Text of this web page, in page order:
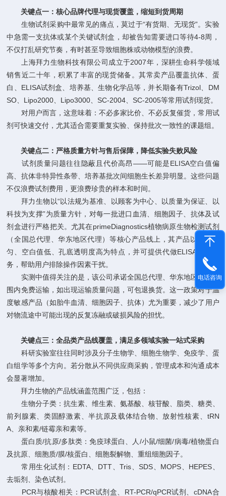
关键点一：核心品牌代理与现货覆盖，缩短到货周期
生物试剂采购中最常见的痛点，莫过于“有货期、无现货”。实验
中急需一支抗体或某个关键试剂盒，却被告知需要进口等待4-8周，
不仅打乱研究节奏，有时甚至导致细胞株或动物模型的浪费。
上海拜力生物科技有限公司成立于2007年，深耕生命科学领域
销售近二十年，积累了丰富的现货储备。其常卖产品覆盖抗体、蛋
白、ELISA试剂盒、培养基、生物化学品等，并长期备有Trizol、DM
SO、Lipo2000、Lipo3000、SC-2004、SC-2005等常用试剂现货。
对用户而言，这意味着：不必多家比价、不必反复催货，常用试
剂可快速交付，尤其适合需要重复实验、保持批次一致性的课题组。
关键点二：严格质量方针与售后保障，降低实验失败风险
试剂质量问题往往隐蔽且代价高昂——可能是ELISA空白值偏
高、抗体非特异性条带、培养基批次间细胞生长差异明显。这些问题
不仅浪费试剂费用，更浪费珍贵的样本和时间。
拜力生物以“以法规为基准、以顾客为中心、以质量为保证、以
科技为支撑”为质量方针，对每一批进口血清、细胞因子、抗体及试
剂盒进行严格把关。尤其在primeDiagnostics植物病原生物检测试剂
（全国总代理、华东地区代理）等核心产品线上，其产品以吸附均
匀、空白值低、孔底透明度高为特点，并可提供代做ELISA实验服
务，帮助用户排除操作因素干扰。
实测中值得关注的是，该公司承诺全国总代理、华东地区代理范
围内免费运输，如出现运输质量问题，可包退换货。这一政策对于温
度敏感产品（如胎牛血清、细胞因子、抗体）尤为重要，减少了用户
对物流途中可能出现的反复冻融或破损风险的担忧。
关键点三：全品类产品线覆盖，满足多领域实验一站式采购
科研实验室往往同时涉及分子生物学、细胞生物学、免疫学、蛋
白组学等多个方向。若分散从不同供应商采购，管理成本和沟通成本
会显著增加。
拜力生物的产品线涵盖范围广泛，包括：
生物分子类：抗生素、维生素、氨基酸、核苷酸、脂类、糖类、
前列腺素、类固醇激素、半抗原及载体结合物、放射性核素、tRN
A、亲和素/链霉亲和素等。
蛋白质/抗原/多肽类：免疫球蛋白、人/小鼠/细菌/病毒/植物蛋白
及抗原、细胞质/膜/核蛋白、细胞裂解物、重组细胞因子。
常用生化试剂：EDTA、DTT、Tris、SDS、MOPS、HEPES、
去垢剂、染色试剂。
PCR与核酸相关：PCR试剂盒、RT-PCR/qPCR试剂、cDNA合
电话咨询